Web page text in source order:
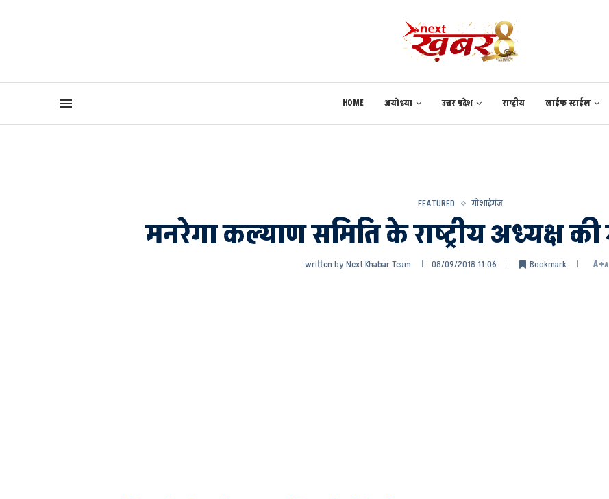
HOME अयोध्या उत्तर प्रदेश राष्ट्रीय लाईफ स्टाईल
FEATURED गोशाईगंज
मनरेगा कल्याण समिति के राष्ट्रीय अध्यक्ष
written byNext Khabar Team 08/09/2018 11:06 Bookmark A+